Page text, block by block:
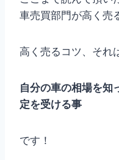
車売買部門が高く売
高く売るコツ、それ
自分の車の相場を知
定を受ける事
です！